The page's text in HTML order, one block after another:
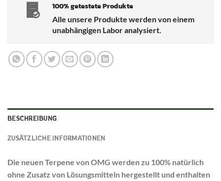
100% getestete Produkte
Alle unsere Produkte werden von einem
unabhängigen Labor analysiert.
BESCHREIBUNG
ZUSÄTZLICHE INFORMATIONEN
Die neuen Terpene von OMG werden zu 100% natürlich
ohne Zusatz von Lösungsmitteln hergestellt und enthalten